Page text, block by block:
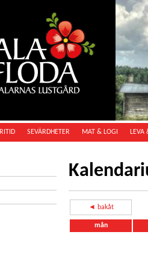
SEVÄRDHETER MAT & LOGI LEVA
◄ bakåt
mån